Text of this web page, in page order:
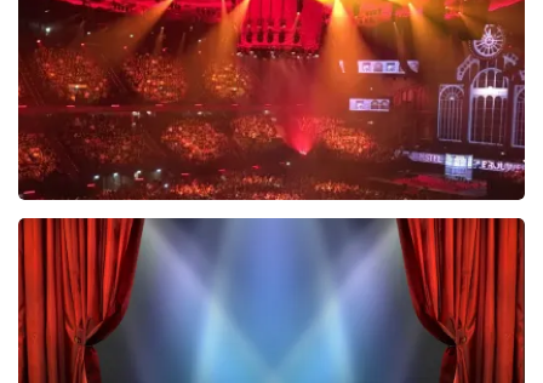
BESTEL NU
Vrienden Van Amstel Live
423 laatste 30 minuten
BESTEL NU